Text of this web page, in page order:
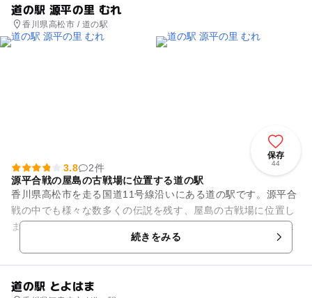
道の駅 源平の里 むれ
香川県高松市 / 道の駅
保存
44
3.8
2件
源平合戦の屋島の古戦場に位置する道の駅
香川県高松市を走る国道11号線沿いにある道の駅です。源平合
戦の中でも様々な数多くの伝説を残す、屋島の古戦場に位置し
ます。周辺には、風光明媚な瀬戸内海の眺望が広がります。敷
地内には、最高級石材とい...続きをみる
道の駅 とよはま